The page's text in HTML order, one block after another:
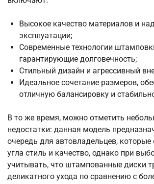
Высокое качество материалов и
эксплуатации;
Современные технологии
гарантирующие долговечность;
Стильный дизайн и агрессивный
Идеальное сочетание размеров,
отличную балансировку и
В то же время, можно отметить
недостатки: данная модель
очередь для автовладельцев, которые
угла стиль и качество, однако при
учитывать, что штампованные диски
деликатного ухода по сравнению с